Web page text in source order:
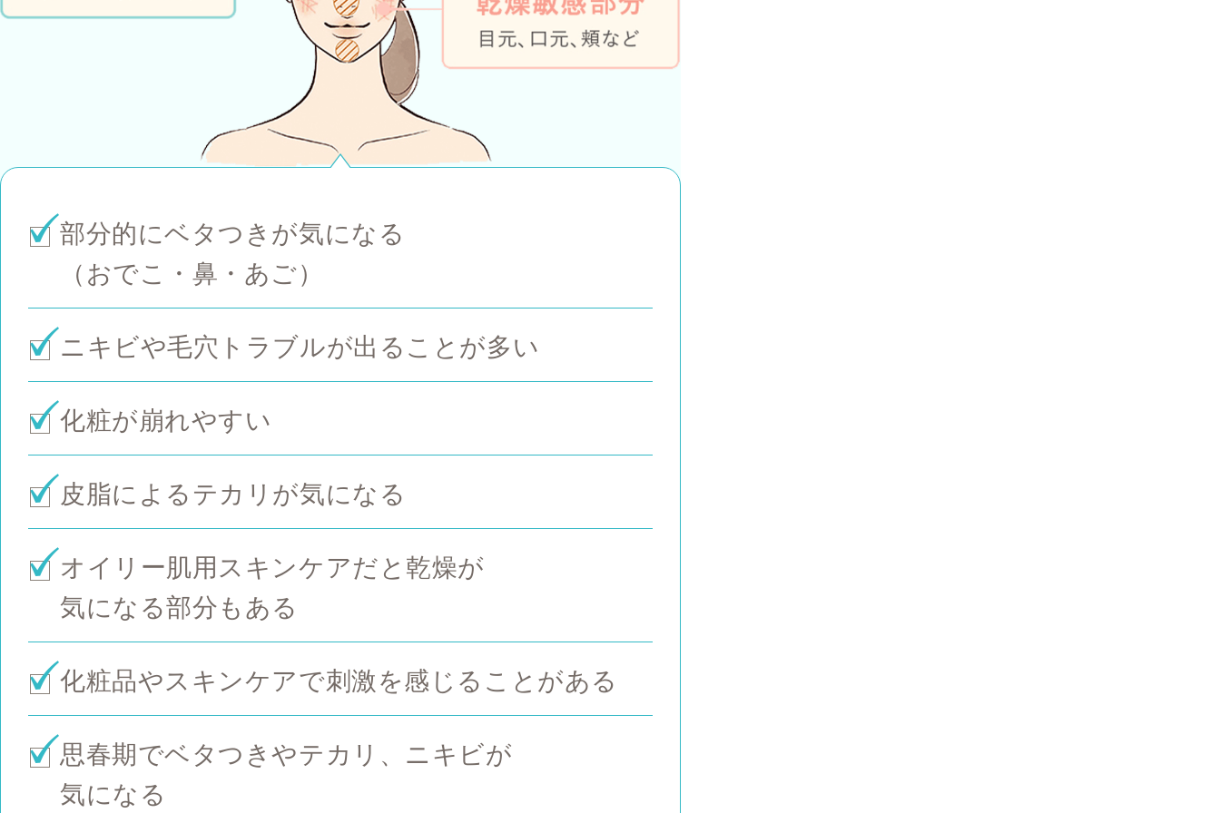
部分的にベタつきが気になる
（おでこ・鼻・あご）
ニキビや毛穴トラブルが出ることが多い
化粧が崩れやすい
皮脂によるテカリが気になる
オイリー肌用スキンケアだと乾燥が
気になる部分もある
化粧品やスキンケアで刺激を感じることがある
思春期でベタつきやテカリ、ニキビが
気になる